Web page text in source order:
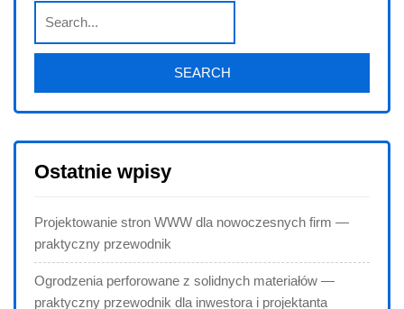
Ostatnie wpisy
Projektowanie stron WWW dla nowoczesnych firm —
praktyczny przewodnik
Ogrodzenia perforowane z solidnych materiałów —
praktyczny przewodnik dla inwestora i projektanta